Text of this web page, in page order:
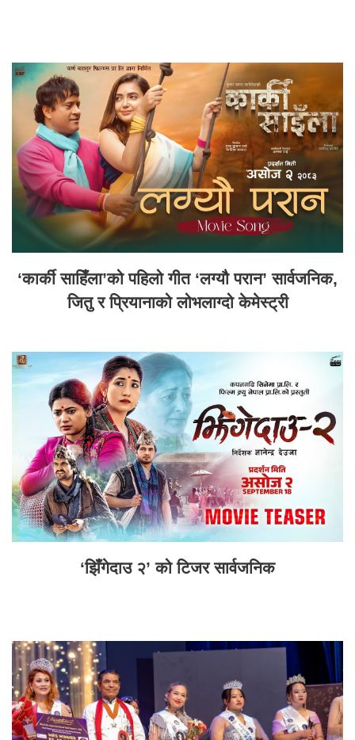
‘कार्की साहिँला’को पहिलो गीत ‘लग्यौ परान’ सार्वजनिक,
जितु र प्रियानाको लोभलाग्दो केमेस्ट्री
‘झिँगेदाउ २’ को टिजर सार्वजनिक